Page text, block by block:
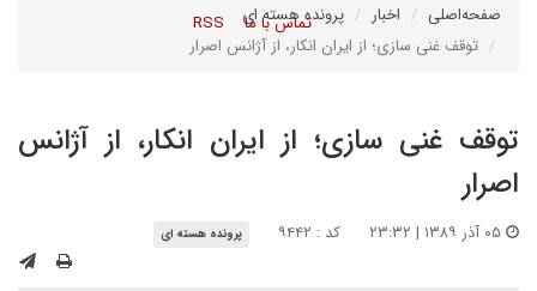
تماس با ما RSS صفحه‌اصلی اخبار
پرونده هسته ای
توقف غنی سازی؛ از ایران انکار، از آژانس اصرار
توقف غنی سازی؛ از ایران انکار، از آژانس
اصرار
کد : ۹۴۴۲ پرونده هسته ای